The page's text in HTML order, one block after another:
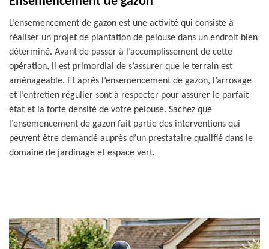
L’ensemencement de gazon est une activité qui consiste à
réaliser un projet de plantation de pelouse dans un endroit bien
déterminé. Avant de passer à l’accomplissement de cette
opération, il est primordial de s’assurer que le terrain est
aménageable. Et après l’ensemencement de gazon, l’arrosage
et l’entretien régulier sont à respecter pour assurer le parfait
état et la forte densité de votre pelouse. Sachez que
l’ensemencement de gazon fait partie des interventions qui
peuvent être demandé auprès d’un prestataire qualifié dans le
domaine de jardinage et espace vert.